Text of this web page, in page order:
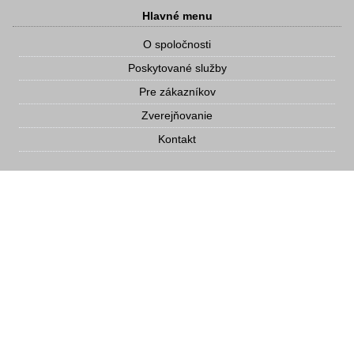
Hlavné menu
O spoločnosti
Poskytované služby
Pre zákazníkov
Zverejňovanie
Kontakt